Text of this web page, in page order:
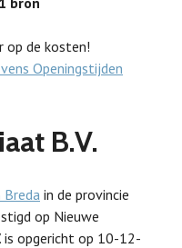
op de kosten!
Openingstijden
B.V.
in de provincie
op Nieuwe
is opgericht op 10-12-